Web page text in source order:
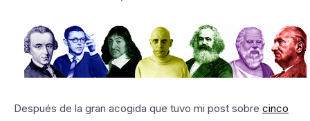
Después de la gran acogida que tuvo mi post sobre cinco